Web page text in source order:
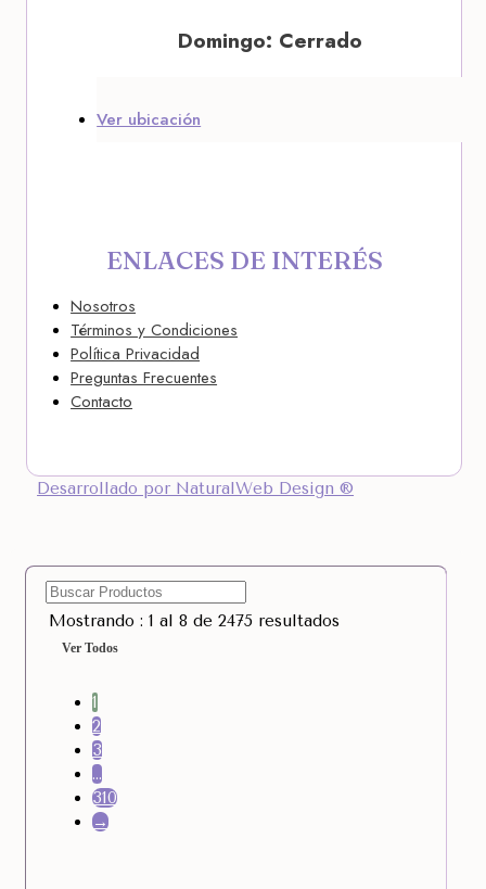
Domingo: Cerrado
Ver ubicación
ENLACES DE INTERÉS
Nosotros
Términos y Condiciones
Política Privacidad
Preguntas Frecuentes
Contacto
Desarrollado por NaturalWeb Design ®
Mostrando : 1 al 8 de 2475 resultados
Ver Todos
1
2
3
…
310
→